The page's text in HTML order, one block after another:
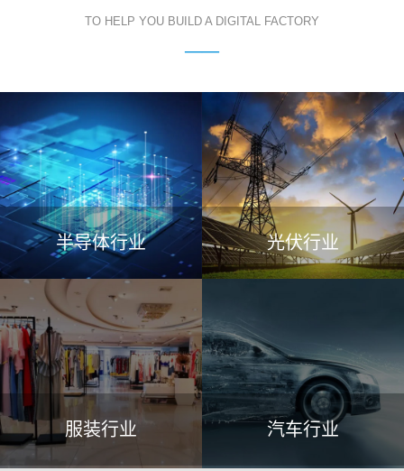
TO HELP YOU BUILD A DIGITAL FACTORY
——
半导体行业 光伏行业
服装行业 汽车行业